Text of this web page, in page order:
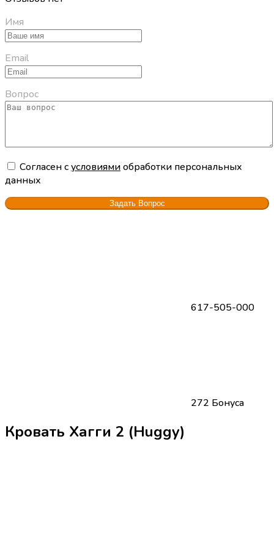
Имя
Email
Вопрос
Cогласен сусловиямиобработки персональных
данных
617-505-000
272 Бонуса
Кровать Хагги 2 (Huggy)